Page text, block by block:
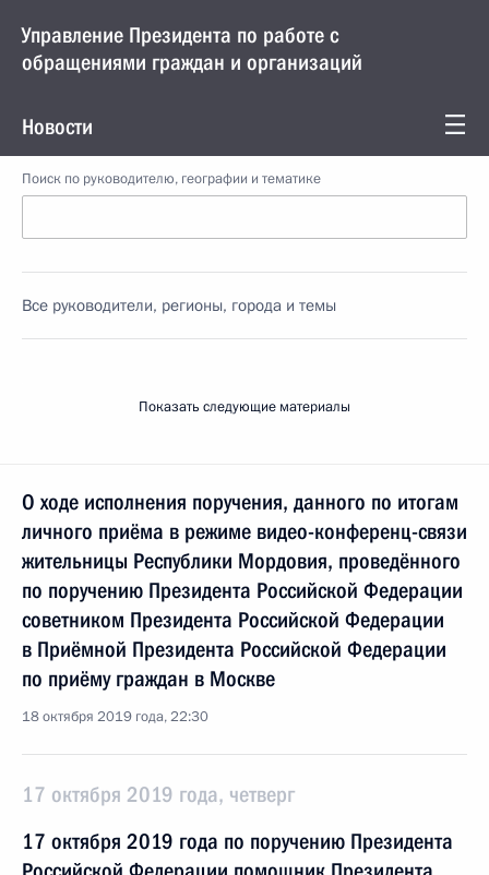
Управление Президента по работе с
обращениями граждан и организаций
Новости
Поиск по руководителю, географии и тематике
Все руководители, регионы, города и темы
Показать следующие материалы
О ходе исполнения поручения, данного по итогам
личного приёма в режиме видео-конференц-связи
жительницы Республики Мордовия, проведённого
по поручению Президента Российской Федерации
советником Президента Российской Федерации
в Приёмной Президента Российской Федерации
по приёму граждан в Москве
18 октября 2019 года, 22:30
17 октября 2019 года, четверг
17 октября 2019 года по поручению Президента